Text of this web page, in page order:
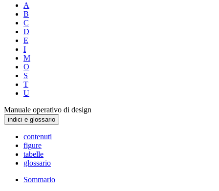
A
B
C
D
E
I
M
O
S
T
U
Manuale operativo di design
indici e glossario
contenuti
figure
tabelle
glossario
Sommario